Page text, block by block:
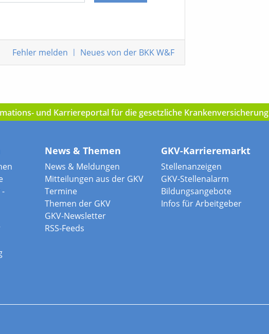
Fehler melden | Neues von der BKK W&F
und Karriereportal für die gesetzliche Krankenversicherung
News & Themen
News & Meldungen
Mitteilungen aus der GKV
Termine
Themen der GKV
GKV-Newsletter
RSS-Feeds
GKV-Karrieremarkt
Stellenanzeigen
GKV-Stellenalarm
Bildungsangebote
Infos für Arbeitgeber